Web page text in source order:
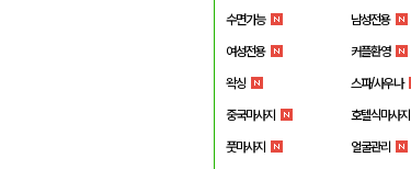
수면가능 남성전용
여성전용 커플환영
왁싱 스파/사우나
중국마사지 호텔식마사지
풋마사지 얼굴관리